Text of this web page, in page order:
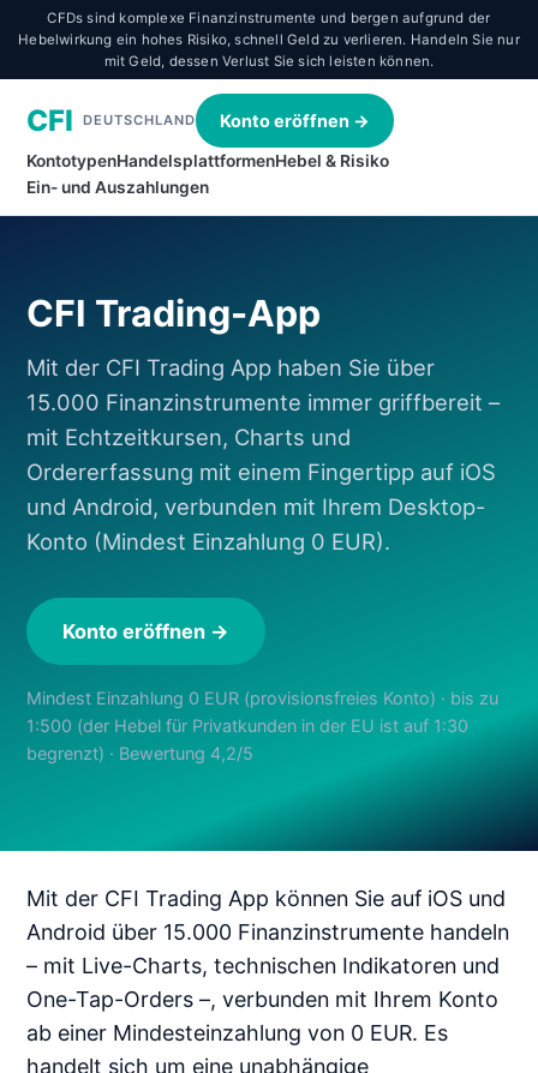
CFDs sind komplexe Finanzinstrumente und bergen aufgrund der
Hebelwirkung ein hohes Risiko, schnell Geld zu verlieren. Handeln Sie nur
mit Geld, dessen Verlust Sie sich leisten können.
CFI DEUTSCHLAND
KontotypenHandelsplattformenHebel & Risiko
Ein- und Auszahlungen
Konto eröffnen →
CFI Trading-App
Mit der CFI Trading App haben Sie über
15.000 Finanzinstrumente immer griffbereit –
mit Echtzeitkursen, Charts und
Ordererfassung mit einem Fingertipp auf iOS
und Android, verbunden mit Ihrem Desktop-
Konto (Mindest Einzahlung 0 EUR).
Konto eröffnen →
Mindest Einzahlung 0 EUR (provisionsfreies Konto) · bis zu
1:500 (der Hebel für Privatkunden in der EU ist auf 1:30
begrenzt) · Bewertung 4,2/5
Mit der CFI Trading App können Sie auf iOS und
Android über 15.000 Finanzinstrumente handeln
– mit Live-Charts, technischen Indikatoren und
One-Tap-Orders –, verbunden mit Ihrem Konto
ab einer Mindesteinzahlung von 0 EUR. Es
handelt sich um eine unabhängige